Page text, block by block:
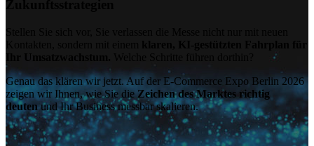
Genau das klären wir jetzt. Auf der E-Commerce Expo Berlin 2026
zeigen wir Ihnen, wie Sie dieZeichen des Marktes richtig
deutenund Ihr Business messbar skalieren.